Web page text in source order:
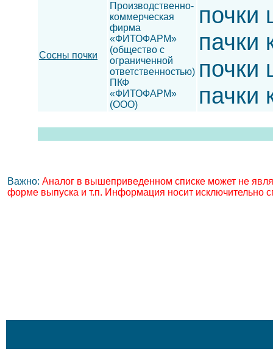
Сосны почки
Производственно-
коммерческая
фирма
«ФИТОФАРМ»
(общество с
ограниченной
ответственностью)
ПКФ
«ФИТОФАРМ»
(ООО)
почки
пачки
почки
пачки
Важно: Аналог в вышеприведенном списке может не
форме выпуска и т.п. Информация носит исключительно